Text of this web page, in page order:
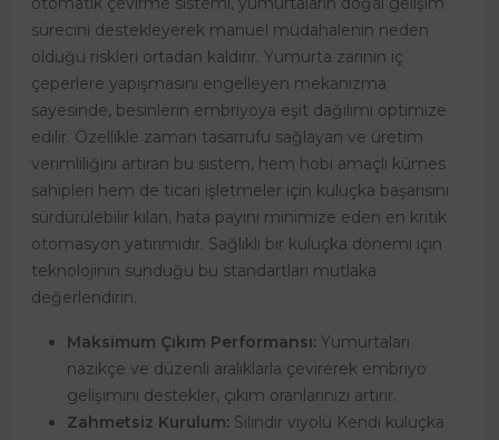
sürecini destekleyerek manuel müdahalenin neden
olduğu riskleri ortadan kaldırır. Yumurta zarının iç
çeperlere yapışmasını engelleyen mekanizma
sayesinde, besinlerin embriyoya eşit dağılımı optimize
edilir. Özellikle zaman tasarrufu sağlayan ve üretim
verimliliğini artıran bu sistem, hem hobi amaçlı kümes
sahipleri hem de ticari işletmeler için kuluçka başarısını
sürdürülebilir kılan, hata payını minimize eden en kritik
otomasyon yatırımıdır. Sağlıklı bir kuluçka dönemi için
teknolojinin sunduğu bu standartları mutlaka
değerlendirin.
Maksimum Çıkım Performansı: Yumurtaları
nazikçe ve düzenli aralıklarla çevirerek embriyo
gelişimini destekler, çıkım oranlarınızı artırır.
Zahmetsiz Kurulum: Silindir viyolü Kendi kuluçka